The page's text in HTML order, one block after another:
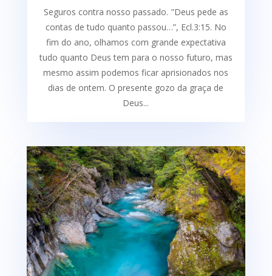
Seguros contra nosso passado. "Deus pede as
contas de tudo quanto passou…”, Ecl.3:15. No
fim do ano, olhamos com grande expectativa
tudo quanto Deus tem para o nosso futuro, mas
mesmo assim podemos ficar aprisionados nos
dias de ontem. O presente gozo da graça de
Deus...